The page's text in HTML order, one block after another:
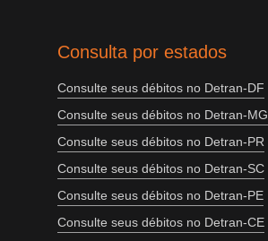
Consulta por estados
Consulte seus débitos no Detran-DF
Consulte seus débitos no Detran-MG
Consulte seus débitos no Detran-PR
Consulte seus débitos no Detran-SC
Consulte seus débitos no Detran-PE
Consulte seus débitos no Detran-CE